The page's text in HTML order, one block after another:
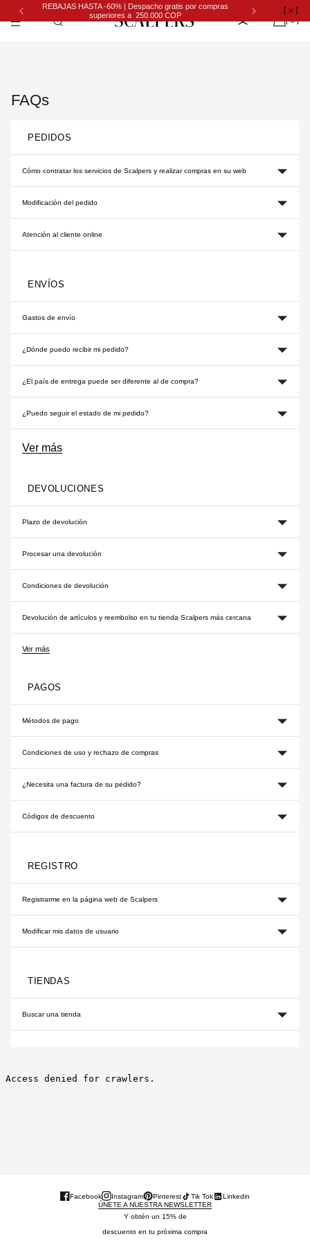
directamente
al contenido
REBAJAS HASTA -60% | Despacho gratis por compras
superiores a 250.000 COP
Despacho gratis
[ ]
[ 0 ]
FAQs
PEDIDOS
Cómo contratar los servicios de Scalpers y realizar compras en su web
Modificación del pedido
Atención al cliente online
ENVÍOS
Gastos de envío
¿Dónde puedo recibir mi pedido?
¿El país de entrega puede ser diferente al de compra?
¿Puedo seguir el estado de mi pedido?
Ver más
DEVOLUCIONES
Plazo de devolución
Procesar una devolución
Condiciones de devolución
Devolución de artículos y reembolso en tu tienda Scalpers más cercana
Ver más
PAGOS
Métodos de pago
Condiciones de uso y rechazo de compras
¿Necesita una factura de su pedido?
Códigos de descuento
REGISTRO
Registrarme en la página web de Scalpers
Modificar mis datos de usuario
TIENDAS
Buscar una tienda
Facebook Instagram Pinterest Tik Tok Linkedin
ÚNETE A NUESTRA NEWSLETTER
Y obtén un 15% de
descuento en tu próxima compra